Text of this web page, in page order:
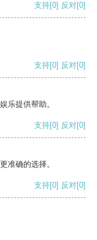
支持[0] 反对[0]
支持[0] 反对[0]
乐提供帮助。
支持[0] 反对[0]
准确的选择。
支持[0] 反对[0]